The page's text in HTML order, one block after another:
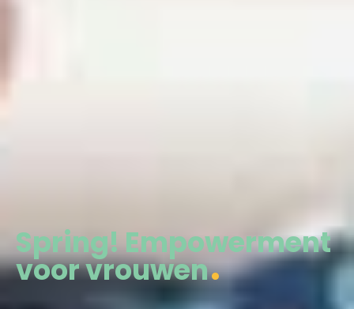
Spring! Empowerment
voor vrouwen